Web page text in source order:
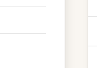
間と
いな